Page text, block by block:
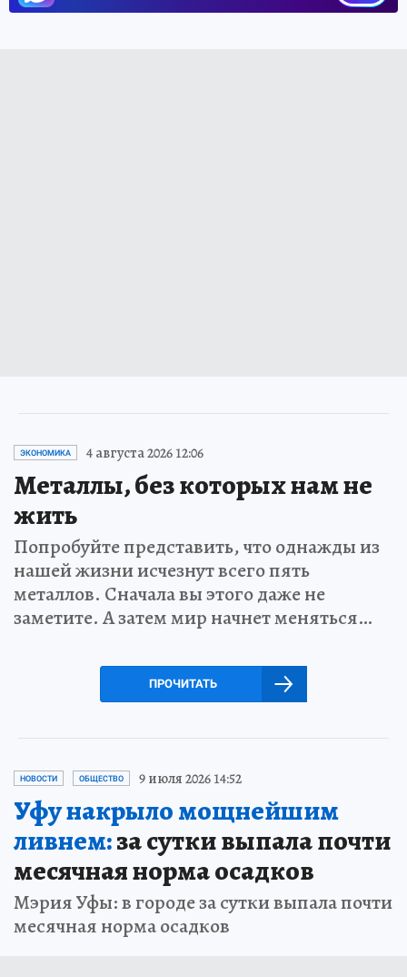
ЭКОНОМИКА 4 августа 2026 12:06
Металлы, без которых нам не
жить
Попробуйте представить, что однажды из
нашей жизни исчезнут всего пять
металлов. Сначала вы этого даже не
заметите. А затем мир начнет меняться…
ПРОЧИТАТЬ
НОВОСТИ ОБЩЕСТВО 9 июля 2026 14:52
Уфу накрыло мощнейшим
ливнем:за сутки выпала почти
месячная норма осадков
Мэрия Уфы: в городе за сутки выпала почти
месячная норма осадков